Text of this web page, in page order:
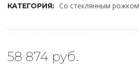
КАТЕГОРИЯ: Со стеклянным рожком
58 874 руб.